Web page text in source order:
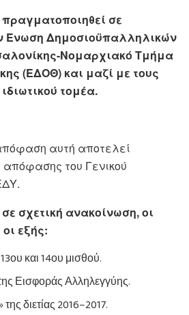
σε
Ένωση Δημοσιοϋπαλληλικών
Νομαρχιακό Τμήμα
(ΕΔΟΘ) και μαζί με τους
τομέα.
αυτή αποτελεί
απόφασης του Γενικού
σχετική ανακοίνωση, οι
οι εξής:
και 14ου μισθού.
Εισφοράς Αλληλεγγύης.
διετίας 2016–2017.